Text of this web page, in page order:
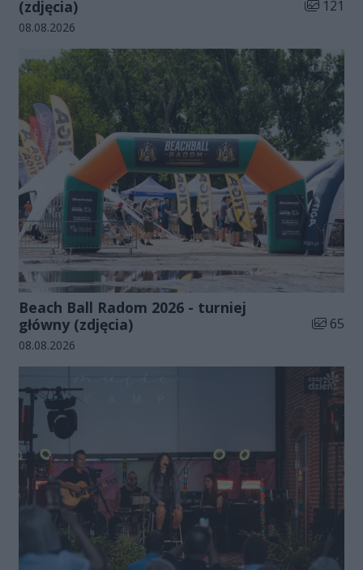
(zdjęcia) Liczba
121
Data dodania galerii:
08.08.2026
Beach Ball Radom 2026 - turniej
główny (zdjęcia)
Liczba
65
Data dodania galerii:
08.08.2026